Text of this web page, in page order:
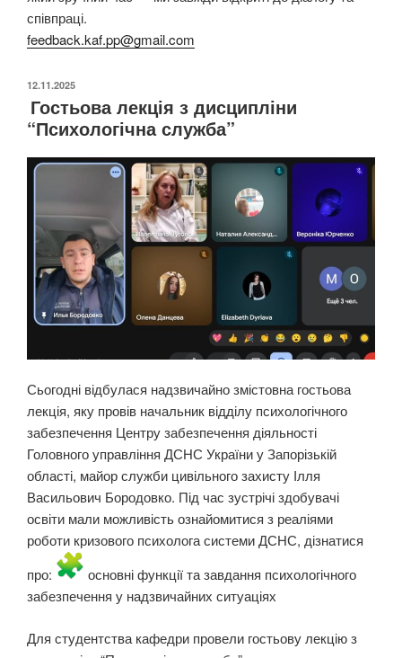
співпраці.
feedback.kaf.pp@gmail.com
ОПУБЛІКОВАНО
12.11.2025
Гостьова лекція з дисципліни
“Психологічна служба”
Сьогодні відбулася надзвичайно змістовна гостьова
лекція, яку провів начальник відділу психологічного
забезпечення Центру забезпечення діяльності
Головного управління ДСНС України у Запорізькій
області, майор служби цивільного захисту Ілля
Васильович Бородовко. Під час зустрічі здобувачі
освіти мали можливість ознайомитися з реаліями
роботи кризового психолога системи ДСНС, дізнатися
про:
основні функції та завдання психологічного
забезпечення у надзвичайних ситуаціях
Для студентства кафедри провели гостьову лекцію з